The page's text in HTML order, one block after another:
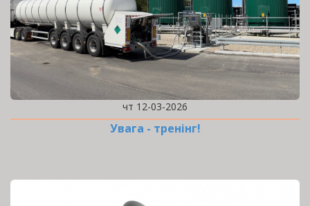
чт 12-03-2026
Увага - тренінг!